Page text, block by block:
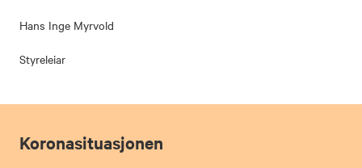
Hans Inge Myrvold
Styreleiar
Koronasituasjonen